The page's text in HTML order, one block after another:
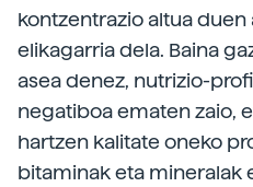
kontzentrazio altua duen
elikagarria dela. Baina
asea denez, nutrizio-
negatiboa ematen zaio,
hartzen kalitate oneko
bitaminak eta mineralak